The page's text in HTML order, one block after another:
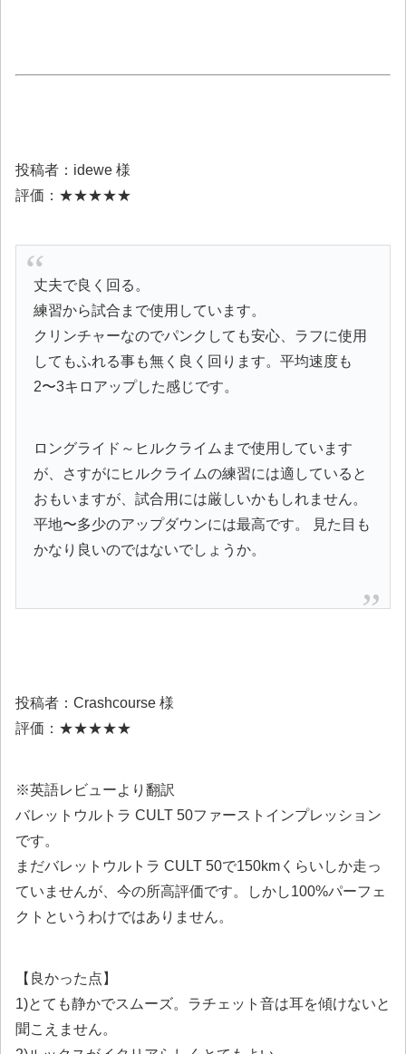
投稿者：idewe 様
評価：★★★★★
丈夫で良く回る。
練習から試合まで使用しています。
クリンチャーなのでパンクしても安心、ラフに使用
してもふれる事も無く良く回ります。平均速度も
2〜3キロアップした感じです。
ロングライド～ヒルクライムまで使用しています
が、さすがにヒルクライムの練習には適していると
おもいますが、試合用には厳しいかもしれません。
平地〜多少のアップダウンには最高です。 見た目も
かなり良いのではないでしょうか。
投稿者：Crashcourse 様
評価：★★★★★
※英語レビューより翻訳
バレットウルトラ CULT 50ファーストインプレッション
です。
まだバレットウルトラ CULT 50で150kmくらいしか走っ
ていませんが、今の所高評価です。しかし100%パーフェ
クトというわけではありません。
【良かった点】
1)とても静かでスムーズ。ラチェット音は耳を傾けないと
聞こえません。